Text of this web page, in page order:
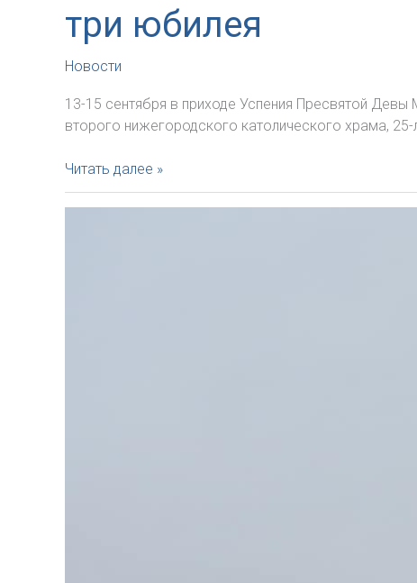
в
Знаменске
три юбилея
Новости
13-15 сентября в приходе Успения Пресвятой
второго нижегородского католического храма,
Нижегородский
приход
готовится
Читать далее »